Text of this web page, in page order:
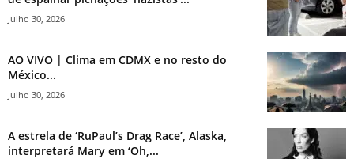
Julho 30, 2026
AO VIVO | Clima em CDMX e no resto do
México...
Julho 30, 2026
A estrela de ‘RuPaul’s Drag Race’, Alaska,
interpretará Mary em ‘Oh,...